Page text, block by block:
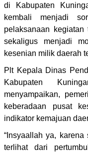
di Kabupaten
kembali menjadi
pelaksanaan
sekaligus menjadi
kesenian milik daerah
Plt Kepala Dinas
Kabupaten
menyampaikan,
keberadaan pusat
indikator kemajuan
“Insyaallah ya,
terlihat dari